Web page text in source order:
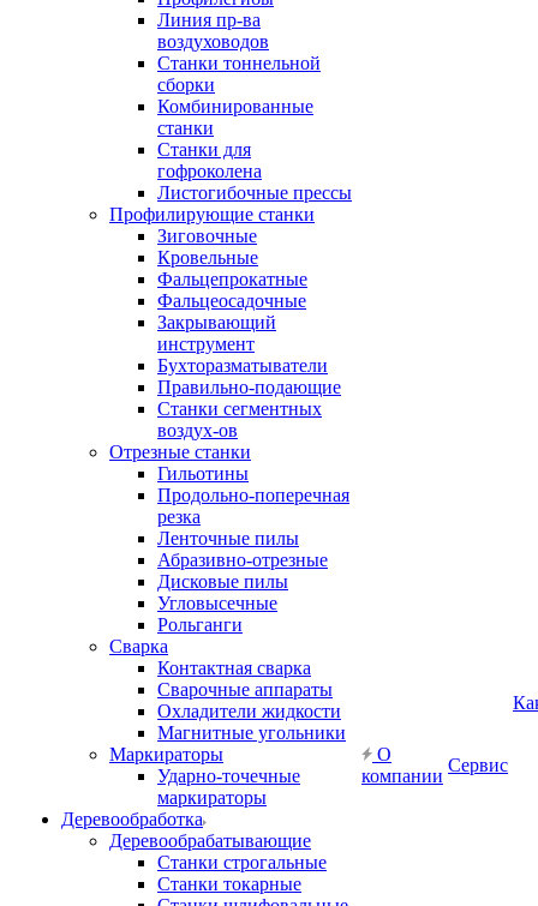
Линия пр-ва
воздуховодов
Станки тоннельной
сборки
Комбинированные
станки
Станки для
гофроколена
Листогибочные прессы
Профилирующие станки
Зиговочные
Кровельные
Фальцепрокатные
Фальцеосадочные
Закрывающий
инструмент
Бухторазматыватели
Правильно-подающие
Станки сегментных
воздух-ов
Отрезные станки
Гильотины
Продольно-поперечная
резка
Ленточные пилы
Абразивно-отрезные
Дисковые пилы
Угловысечные
Рольганги
Сварка
Контактная сварка
Сварочные аппараты
Охладители жидкости
Магнитные угольники
Маркираторы
Ударно-точечные
маркираторы
Деревообработка
Деревообрабатывающие
Станки строгальные
Станки токарные
О
компании
Сервис